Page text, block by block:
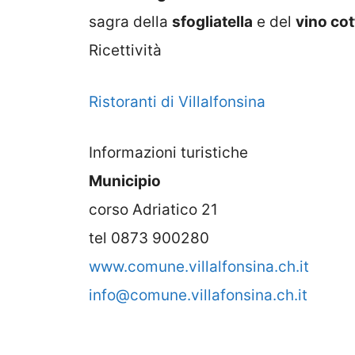
sagra della sfogliatella e del vino
Ricettività
Ristoranti di Villalfonsina
Informazioni turistiche
Municipio
corso Adriatico 21
tel 0873 900280
www.comune.villalfonsina.ch.it
info@comune.villafonsina.ch.it